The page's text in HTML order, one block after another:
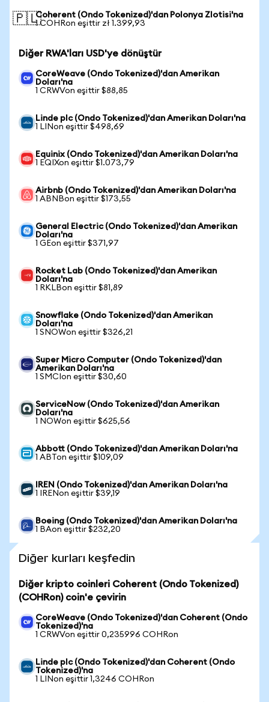
🇵🇱Coherent (Ondo Tokenized)'dan Polonya Zlotisi'na
1 COHRon eşittir zł 1.399,93
Diğer RWA'ları USD'ye dönüştür
CoreWeave (Ondo Tokenized)'dan Amerikan
Doları'na
1 CRWVon eşittir $88,85
Linde plc (Ondo Tokenized)'dan Amerikan Doları'na
1 LINon eşittir $498,69
Equinix (Ondo Tokenized)'dan Amerikan Doları'na
1 EQIXon eşittir $1.073,79
Airbnb (Ondo Tokenized)'dan Amerikan Doları'na
1 ABNBon eşittir $173,55
General Electric (Ondo Tokenized)'dan Amerikan
Doları'na
1 GEon eşittir $371,97
Rocket Lab (Ondo Tokenized)'dan Amerikan
Doları'na
1 RKLBon eşittir $81,89
Snowflake (Ondo Tokenized)'dan Amerikan
Doları'na
1 SNOWon eşittir $326,21
Super Micro Computer (Ondo Tokenized)'dan
Amerikan Doları'na
1 SMCIon eşittir $30,60
ServiceNow (Ondo Tokenized)'dan Amerikan
Doları'na
1 NOWon eşittir $625,56
Abbott (Ondo Tokenized)'dan Amerikan Doları'na
1 ABTon eşittir $109,09
IREN (Ondo Tokenized)'dan Amerikan Doları'na
1 IRENon eşittir $39,19
Boeing (Ondo Tokenized)'dan Amerikan Doları'na
1 BAon eşittir $232,20
Diğer kurları keşfedin
Diğer kripto coinleri Coherent (Ondo Tokenized)
(COHRon) coin'e çevirin
CoreWeave (Ondo Tokenized)'dan Coherent (Ondo
Tokenized)'na
1 CRWVon eşittir 0,235996 COHRon
Linde plc (Ondo Tokenized)'dan Coherent (Ondo
Tokenized)'na
1 LINon eşittir 1,3246 COHRon